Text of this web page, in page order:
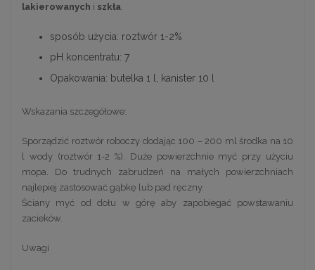
lakierowanych i szkła
sposób użycia: roztwór 1-2%
pH koncentratu: 7
Opakowania: butelka 1 l, kanister 10 l
Wskazania szczegółowe:
Sporządzić roztwór roboczy dodając 100 – 200 ml środka na 10
l wody (roztwór 1-2 %). Duże powierzchnie myć przy użyciu
mopa. Do trudnych zabrudzeń na małych powierzchniach
najlepiej zastosować gąbkę lub pad ręczny.
Ściany myć od dołu w górę aby zapobiegać powstawaniu
zacieków.
Uwagi